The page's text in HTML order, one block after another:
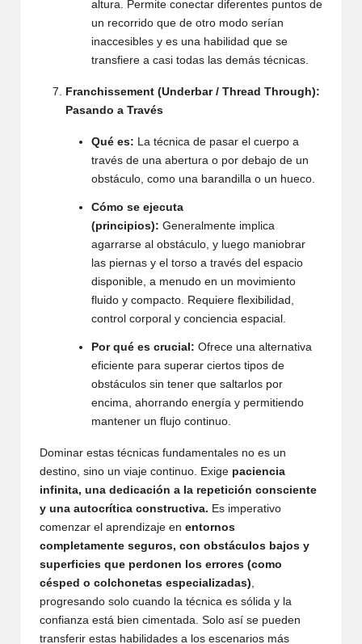
altura. Permite conectar diferentes puntos de
un recorrido que de otro modo serían
inaccesibles y es una habilidad que se
transfiere a casi todas las demás técnicas.
Franchissement (Underbar / Thread Through):
Pasando a Través
Qué es: La técnica de pasar el cuerpo a
través de una abertura o por debajo de un
obstáculo, como una barandilla o un hueco.
Cómo se ejecuta
(principios): Generalmente implica
agarrarse al obstáculo, y luego maniobrar
las piernas y el torso a través del espacio
disponible, a menudo en un movimiento
fluido y compacto. Requiere flexibilidad,
control corporal y conciencia espacial.
Por qué es crucial: Ofrece una alternativa
eficiente para superar ciertos tipos de
obstáculos sin tener que saltarlos por
encima, ahorrando energía y permitiendo
mantener un flujo continuo.
Dominar estas técnicas fundamentales no es un
destino, sino un viaje continuo. Exige paciencia
infinita, una dedicación a la repetición consciente
y una autocrítica constructiva. Es imperativo
comenzar el aprendizaje en entornos
completamente seguros, con obstáculos bajos y
superficies que perdonen los errores (como
césped o colchonetas especializadas)
progresando solo cuando la técnica es sólida y la
confianza está bien cimentada. Solo así se pueden
transferir estas habilidades a los escenarios más